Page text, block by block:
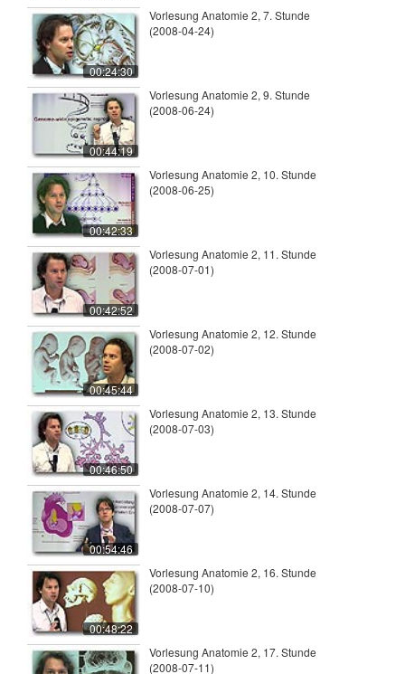
00:24:30
Vorlesung Anatomie 2, 7. Stunde
(2008-04-24)
00:44:19
Vorlesung Anatomie 2, 9. Stunde
(2008-06-24)
00:42:33
Vorlesung Anatomie 2, 10. Stunde
(2008-06-25)
00:42:52
Vorlesung Anatomie 2, 11. Stunde
(2008-07-01)
00:45:44
Vorlesung Anatomie 2, 12. Stunde
(2008-07-02)
00:46:50
Vorlesung Anatomie 2, 13. Stunde
(2008-07-03)
00:54:46
Vorlesung Anatomie 2, 14. Stunde
(2008-07-07)
00:48:22
Vorlesung Anatomie 2, 16. Stunde
(2008-07-10)
Vorlesung Anatomie 2, 17. Stunde
(2008-07-11)